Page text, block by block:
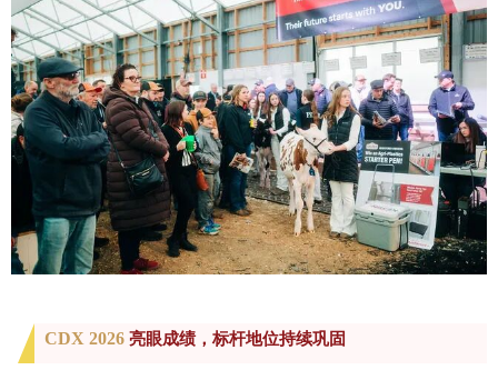
CDX 2026 亮眼成绩，标杆地位持续巩固